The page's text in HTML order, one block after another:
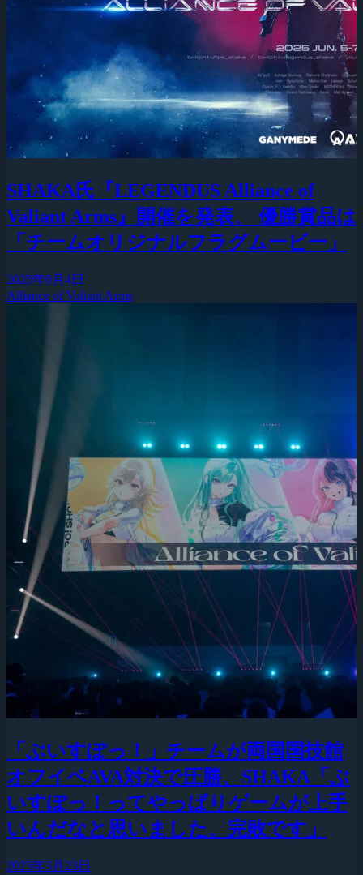
SHAKA氏『LEGENDUS Alliance of
Valiant Arms』開催を発表、 優勝賞品は
「チームオリジナルフラグムービー」
2025年6月4日
Alliance of Valiant Arms
「ぶいすぽっ！」チームが両国国技館
オフイベAVA対決で圧勝、SHAKA「ぶ
いすぽっ！ってやっぱりゲームが上手
いんだなと思いました、完敗です」
2025年3月23日